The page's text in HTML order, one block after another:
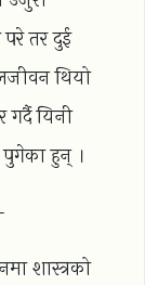
तर दुई
थियो
यिनी
पुगेका हुन् ।
शास्त्रको